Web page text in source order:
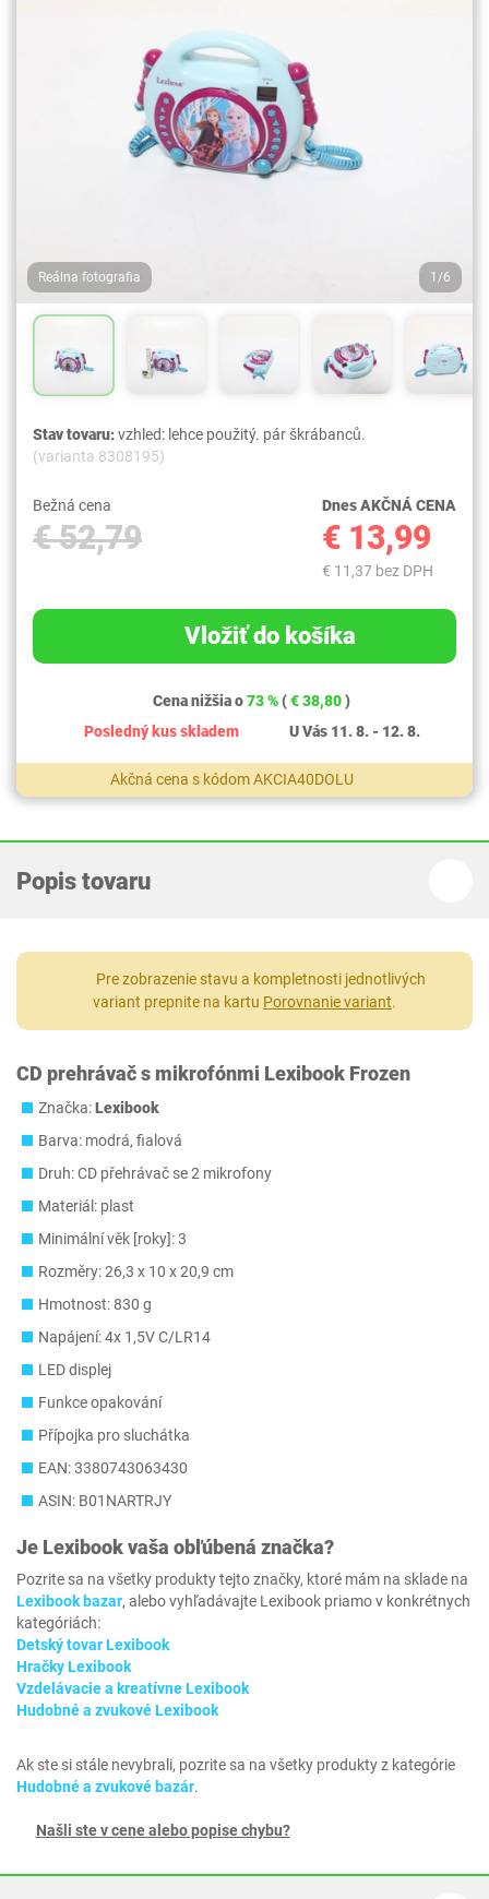
Reálna fotografia 1/6
Stav tovaru:vzhled: lehce použitý. pár škrábanců.
(varianta 8308195)
Bežná cena
€ 52,79
Dnes AKČNÁ CENA
€ 13,99
€ 11,37 bez DPH
Vložiť do košíka
Cena nižšia o73 % (€ 38,80)
Posledný kus skladem
U Vás 11. 8. - 12. 8.
Akčná cena s kódom AKCIA40DOLU
Popis tovaru
Pre zobrazenie stavu a kompletnosti jednotlivých
variant prepnite na kartu Porovnanie variant.
CD prehrávač s mikrofónmi Lexibook Frozen
Značka:Lexibook
Barva: modrá, fialová
Druh: CD přehrávač se 2 mikrofony
Materiál: plast
Minimální věk [roky]: 3
Rozměry: ‎26,3 x 10 x 20,9 cm
Hmotnost: 830 g
Napájení: 4x 1,5V C/LR14
LED displej
Funkce opakování
Přípojka pro sluchátka
EAN: 3380743063430
ASIN: B01NARTRJY
Je Lexibookvaša obľúbená značka?
Pozrite sa na všetky produkty tejto značky, ktoré mám na sklade na
Lexibook bazar, alebo vyhľadávajte Lexibook priamo v konkrétnych
kategóriách:
Detský tovar Lexibook
Hračky Lexibook
Vzdelávacie a kreatívne Lexibook
Hudobné a zvukové Lexibook
Ak ste si stále nevybrali, pozrite sa na všetky produkty z kategórie
Hudobné a zvukové bazár.
Našli ste v cene alebo popise chybu?